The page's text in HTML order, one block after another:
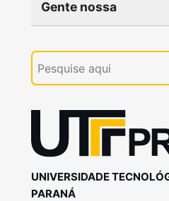
Gente nossa
UNIVERSIDADE
PARANÁ